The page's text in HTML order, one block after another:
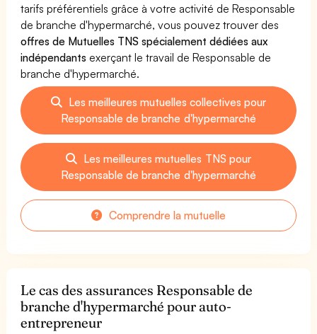
tarifs préférentiels grâce à votre activité de Responsable
de branche d'hypermarché, vous pouvez trouver des
offres de Mutuelles TNS spécialement dédiées aux
indépendants exerçant le travail de Responsable de
branche d'hypermarché.
Les meilleures mutuelles collectives pour
Responsable de branche d'hypermarché
Les meilleures mutuelles TNS pour
Responsable de branche d'hypermarché
Comprendre la mutuelle
Le cas des assurances Responsable de
branche d'hypermarché pour auto-
entrepreneur